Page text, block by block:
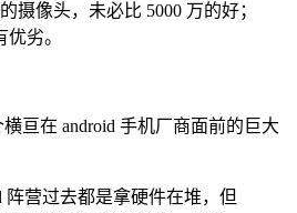
摄像头，未必比 5000 万的好；
劣。
亘在 android 手机厂商面前的巨大
阵营过去都是拿硬件在堆，但